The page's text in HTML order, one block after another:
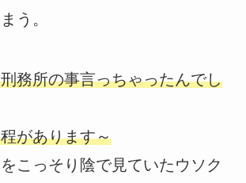
う。
務所の事言っちゃったんでし
があります～
こっそり陰で見ていたウソク